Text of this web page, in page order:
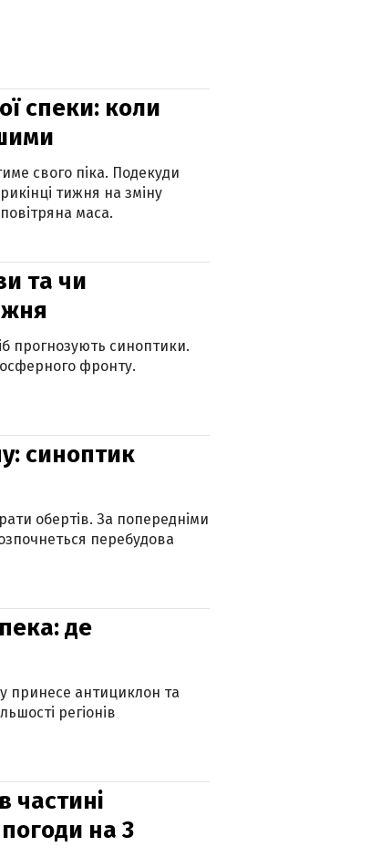
спеки: коли
свого піка. Подекуди
тижня на зміну
маса.
та чи
прогнозують синоптики.
фронту.
синоптик
обертів. За попередніми
перебудова
де
принесе антициклон та
регіонів
частині
на 3